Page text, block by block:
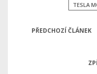
TESLA
PŘEDCHOZÍ ČLÁNEK